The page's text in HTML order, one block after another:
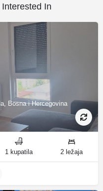
In
Bosna i Hercegovina
1 kupatila 2 ležaja